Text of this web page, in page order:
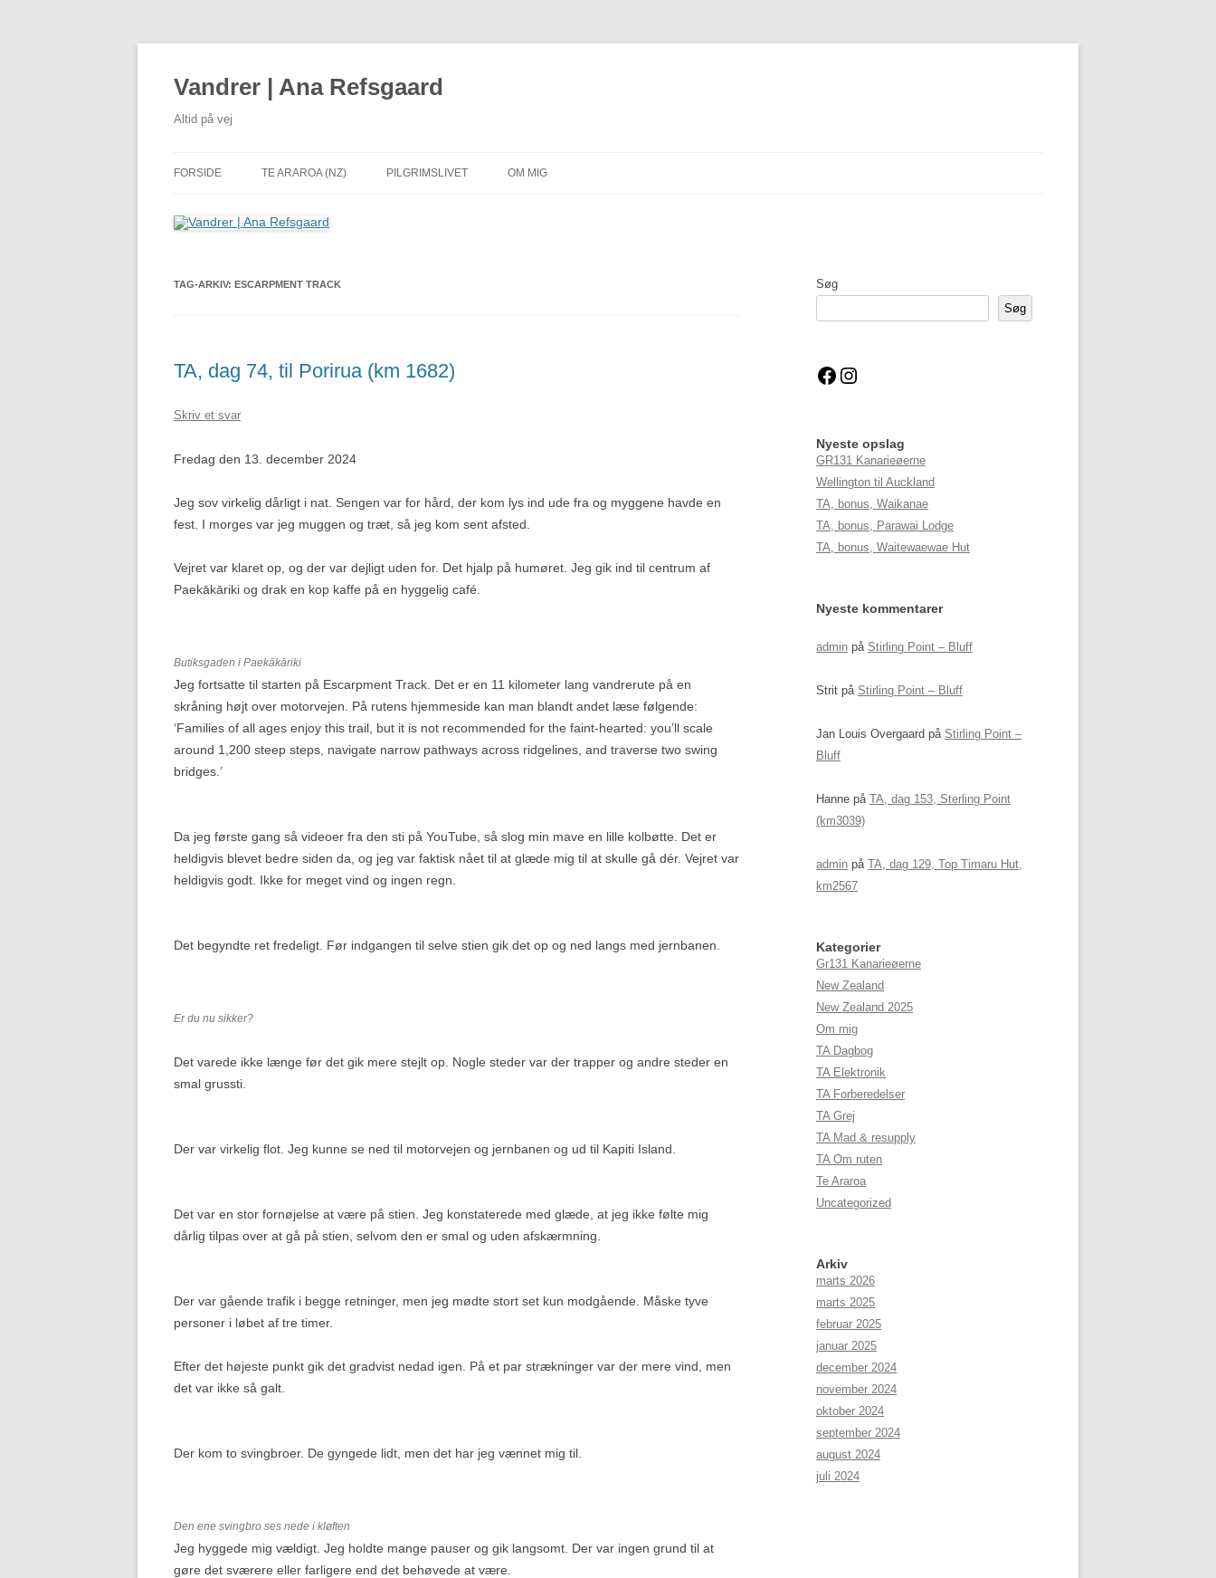
Vandrer | Ana Refsgaard
Altid på vej
FORSIDE TE ARAROA (NZ) PILGRIMSLIVET OM MIG
TAG-ARKIV: ESCARPMENT TRACK
TA, dag 74, til Porirua (km 1682)
Skriv et svar
Fredag den 13. december 2024
Jeg sov virkelig dårligt i nat. Sengen var for hård, der kom lys ind ude fra og myggene havde en
fest. I morges var jeg muggen og træt, så jeg kom sent afsted.
Vejret var klaret op, og der var dejligt uden for. Det hjalp på humøret. Jeg gik ind til centrum af
Paekākāriki og drak en kop kaffe på en hyggelig café.
Butiksgaden i Paekākāriki
Jeg fortsatte til starten på Escarpment Track. Det er en 11 kilometer lang vandrerute på en
skråning højt over motorvejen. På rutens hjemmeside kan man blandt andet læse følgende:
‘Families of all ages enjoy this trail, but it is not recommended for the faint-hearted: you’ll scale
around 1,200 steep steps, navigate narrow pathways across ridgelines, and traverse two swing
bridges.’
Da jeg første gang så videoer fra den sti på YouTube, så slog min mave en lille kolbøtte. Det er
heldigvis blevet bedre siden da, og jeg var faktisk nået til at glæde mig til at skulle gå dér. Vejret var
heldigvis godt. Ikke for meget vind og ingen regn.
Det begyndte ret fredeligt. Før indgangen til selve stien gik det op og ned langs med jernbanen.
Er du nu sikker?
Det varede ikke længe før det gik mere stejlt op. Nogle steder var der trapper og andre steder en
smal grussti.
Der var virkelig flot. Jeg kunne se ned til motorvejen og jernbanen og ud til Kapiti Island.
Det var en stor fornøjelse at være på stien. Jeg konstaterede med glæde, at jeg ikke følte mig
dårlig tilpas over at gå på stien, selvom den er smal og uden afskærmning.
Der var gående trafik i begge retninger, men jeg mødte stort set kun modgående. Måske tyve
personer i løbet af tre timer.
Efter det højeste punkt gik det gradvist nedad igen. På et par strækninger var der mere vind, men
det var ikke så galt.
Der kom to svingbroer. De gyngede lidt, men det har jeg vænnet mig til.
Den ene svingbro ses nede i kløften
Jeg hyggede mig vældigt. Jeg holdte mange pauser og gik langsomt. Der var ingen grund til at
gøre det sværere eller farligere end det behøvede at være.
Søg
Søg
Facebook
Nyeste opslag
GR131 Kanarieøerne
Wellington til Auckland
TA, bonus, Waikanae
TA, bonus, Parawai Lodge
TA, bonus, Waitewaewae Hut
Nyeste kommentarer
admin på Stirling Point – Bluff
Strit på Stirling Point – Bluff
Jan Louis Overgaard på Stirling Point –
Bluff
Hanne på TA, dag 153, Sterling Point
(km3039)
admin på TA, dag 129, Top Timaru Hut,
km2567
Kategorier
Gr131 Kanarieøerne
New Zealand
New Zealand 2025
Om mig
TA Dagbog
TA Elektronik
TA Forberedelser
TA Grej
TA Mad & resupply
TA Om ruten
Te Araroa
Uncategorized
Arkiv
marts 2026
marts 2025
februar 2025
januar 2025
december 2024
november 2024
oktober 2024
september 2024
august 2024
juli 2024